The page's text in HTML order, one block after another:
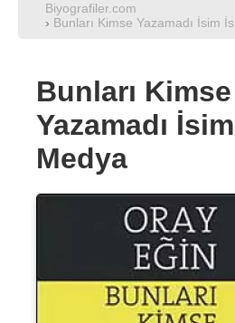
Biyografiler.com
› Bunları Kimse Yazamadı İsim
Bunları Kimse
Yazamadı
Medya